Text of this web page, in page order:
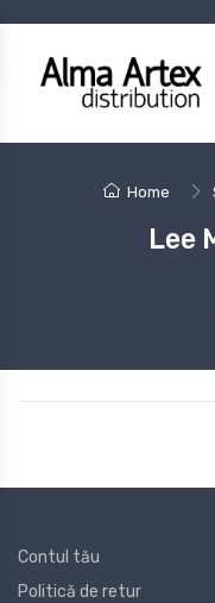
Home
Lee
Contul tău
Politică de retur